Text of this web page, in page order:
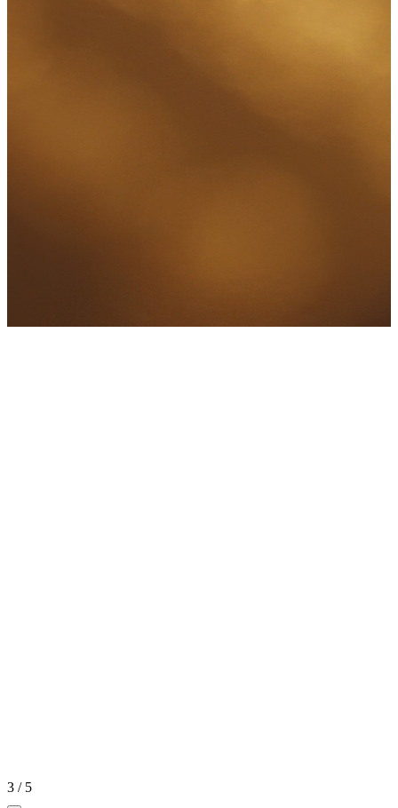
3 / 5